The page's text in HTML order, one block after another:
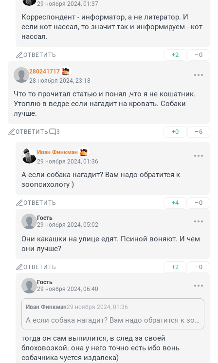
29 ноября 2024, 01:37
Корреспондент - информатор, а не литератор. И
если кот нассал, то значит так и информируем - кот
нассал.
ОТВЕТИТЬ +2 –0
280241717
28 ноября 2024, 23:18
Что то прочитал статью и понял ,что я не кошатник.
Утоплю в ведре если нагадит на кровать. Собаки
лучше.
ОТВЕТИТЬ 3 +0 –6
Иван Финкман
29 ноября 2024, 01:36
А если собака нагадит? Вам надо обратится к
зоопсихологу )
ОТВЕТИТЬ +4 –0
Гость
29 ноября 2024, 05:02
Они какашки на улице едят. Псиной воняют. И чем
они лучше?
ОТВЕТИТЬ +2 –0
Гость
29 ноября 2024, 06:40
Иван Финкман29 ноября 2024, 01:36
А если собака нагадит? Вам надо обратится к зоопсихологу )
тогда он сам выпилится, в след за своей
блоховозкой. она у него точно есть ибо вонь
собачника чуется издалека)